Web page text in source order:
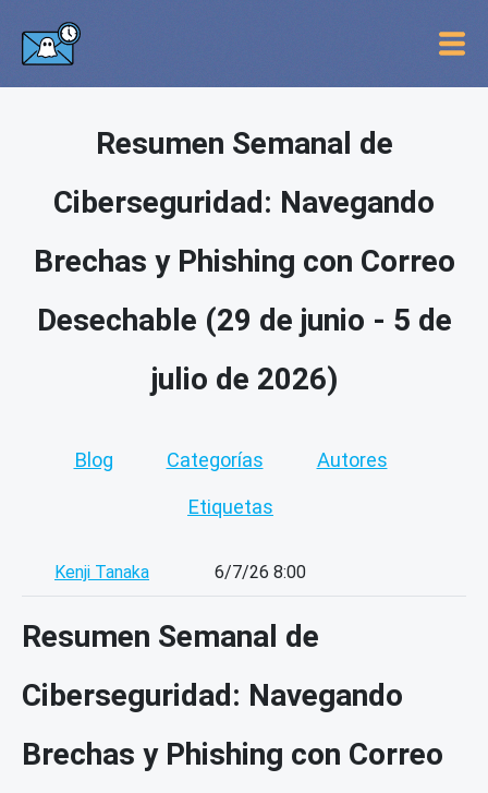
Resumen Semanal de
Ciberseguridad: Navegando
Brechas y Phishing con Correo
Desechable (29 de junio - 5 de
julio de 2026)
Blog Categorías Autores
Etiquetas
Kenji Tanaka 6/7/26 8:00
Resumen Semanal de
Ciberseguridad: Navegando
Brechas y Phishing con Correo